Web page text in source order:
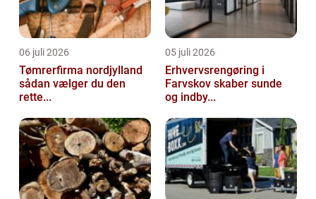
06 juli 2026
Tømrerfirma nordjylland
sådan vælger du den
rette...
05 juli 2026
Erhvervsrengøring i
Farvskov skaber sunde
og indby...